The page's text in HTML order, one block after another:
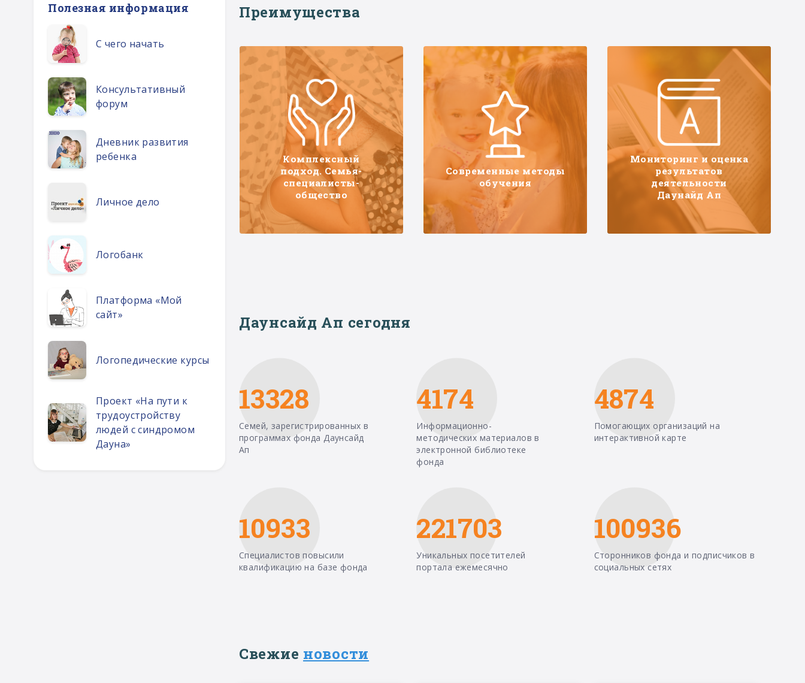
Полезная информация
С чего начать
Консультативный
форум
Дневник развития
ребенка
Личное дело
Логобанк
Платформа «Мой
сайт»
Логопедические курсы
Проект «На пути к
трудоустройству
людей с синдромом
Дауна»
Преимущества
Комплексный
подход. Семья-
специалисты-
общество
Современные методы
обучения
Мониторинг и оценка
результатов
деятельности
Даунайд Ап
Даунсайд Ап сегодня
13328
Семей, зарегистрированных в
программах фонда Даунсайд
Ап
4174
Информационно-
методических материалов в
электронной библиотеке
фонда
4874
Помогающих организаций на
интерактивной карте
10933
Специалистов повысили
квалификацию на базе фонда
221703
Уникальных посетителей
портала ежемесячно
100936
Сторонников фонда и подписчиков в
социальных сетях
Свежие новости